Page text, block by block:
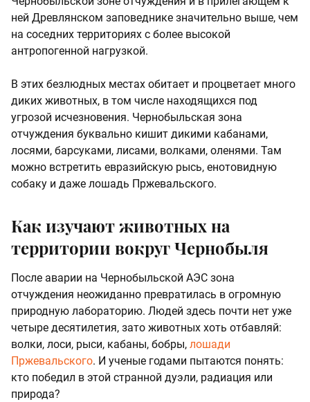
ней Древлянском заповеднике значительно выше, чем
на соседних территориях с более высокой
антропогенной нагрузкой.
В этих безлюдных местах обитает и процветает много
диких животных, в том числе находящихся под
угрозой исчезновения. Чернобыльская зона
отчуждения буквально кишит дикими кабанами,
лосями, барсуками, лисами, волками, оленями. Там
можно встретить евразийскую рысь, енотовидную
собаку и даже лошадь Пржевальского.
Как изучают животных на
территории вокруг Чернобыля
После аварии на Чернобыльской АЭС зона
отчуждения неожиданно превратилась в огромную
природную лабораторию. Людей здесь почти нет уже
четыре десятилетия, зато животных хоть отбавляй:
волки, лоси, рыси, кабаны, бобры, лошади
Пржевальского. И ученые годами пытаются понять:
кто победил в этой странной дуэли, радиация или
природа?